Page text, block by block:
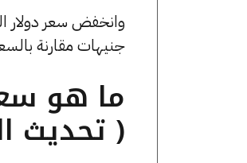
جنيهات مقارنة بالسعر السابق الذي
( تحديث الجمعة 8 مايو